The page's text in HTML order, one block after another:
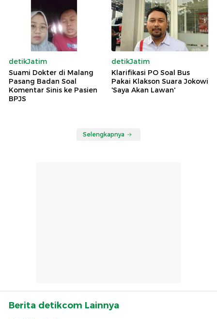
detikJatim
Suami Dokter di Malang
Pasang Badan Soal
Komentar Sinis ke Pasien
BPJS
detikJatim
Klarifikasi PO Soal Bus
Pakai Klakson Suara Jokowi
'Saya Akan Lawan'
Selengkapnya
Berita detikcom Lainnya